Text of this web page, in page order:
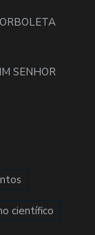
SENHOR
científico